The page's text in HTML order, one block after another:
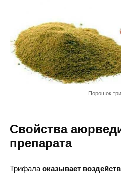
Порошок
Свойства
препарата
Трифалаоказывает